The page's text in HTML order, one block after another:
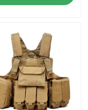
أخبار
اطلب اقتباس
ملابس عسكرية
سترة عسكرية